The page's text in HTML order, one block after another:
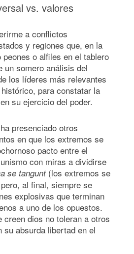
vs. valores
a conflictos
y regiones que, en la
o alfiles en el tablero
un somero análisis del
los líderes más relevantes
para constatar la
su ejercicio del poder.
presenciado otros
en que los extremos se
pacto entre el
con miras a dividirse
se tangunt(los extremos se
al final, siempre se
explosivas que terminan
a uno de los opuestos.
creen dios no toleran a otros
su absurda libertad en el